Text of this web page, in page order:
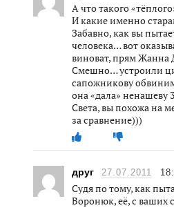
А что такого
И какие именно
Забавно, как вы
человека… вот
виноват, прям Жанна
Смешно… устроили
сапожникову
она «дала»
Света, вы похожа на
за сравнение)))
друг 27.07.2011
Судя по тому, как
Воронюк, её, с ваших